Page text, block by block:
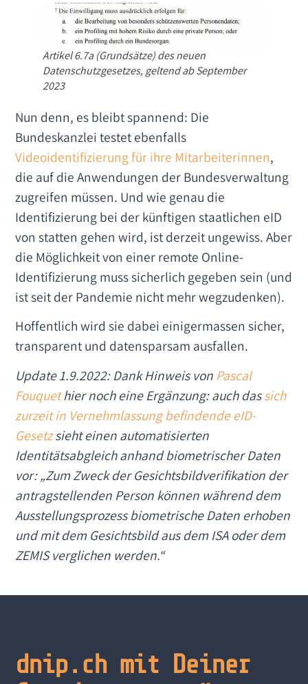
Artikel 6.7a (Grundsätze) des neuen
Datenschutzgesetzes, geltend ab September
2023
Nun denn, es bleibt spannend: Die
Bundeskanzlei testet ebenfalls
Videoidentifizierung für ihre Mitarbeiterinnen,
die auf die Anwendungen der Bundesverwaltung
zugreifen müssen. Und wie genau die
Identifizierung bei der künftigen staatlichen eID
von statten gehen wird, ist derzeit ungewiss. Aber
die Möglichkeit von einer remote Online-
Identifizierung muss sicherlich gegeben sein (und
ist seit der Pandemie nicht mehr wegzudenken).
Hoffentlich wird sie dabei einigermassen sicher,
transparent und datensparsam ausfallen.
Update 1.9.2022: Dank Hinweis von Pascal
Fouquethier noch eine Ergänzung: auch dassich
zurzeit in Vernehmlassung befindende eID-
Gesetzsieht einen automatisierten
Identitätsabgleich anhand biometrischer Daten
vor: „Zum Zweck der Gesichtsbildverifikation der
antragstellenden Person können während dem
Ausstellungsprozess biometrische Daten erhoben
und mit dem Gesichtsbild aus dem ISA oder dem
ZEMIS verglichen werden.“
dnip.ch mit Deiner